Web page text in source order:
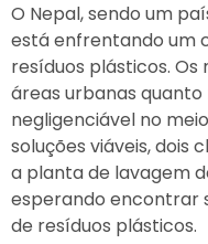
O Nepal, sendo um
está enfrentando um
resíduos plásticos.
áreas urbanas
negligenciável no
soluções viáveis, dois
a planta de lavagem
esperando encontrar
de resíduos plásticos.